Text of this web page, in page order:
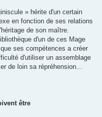
» hérite d'un certain
en fonction de ses relations
de son maître.
d'un de ces Mage
ses compétences a créer
d'utiliser un assemblage
de loin sa répréhension...
être